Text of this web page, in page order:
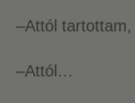
–Attól
–Attól…